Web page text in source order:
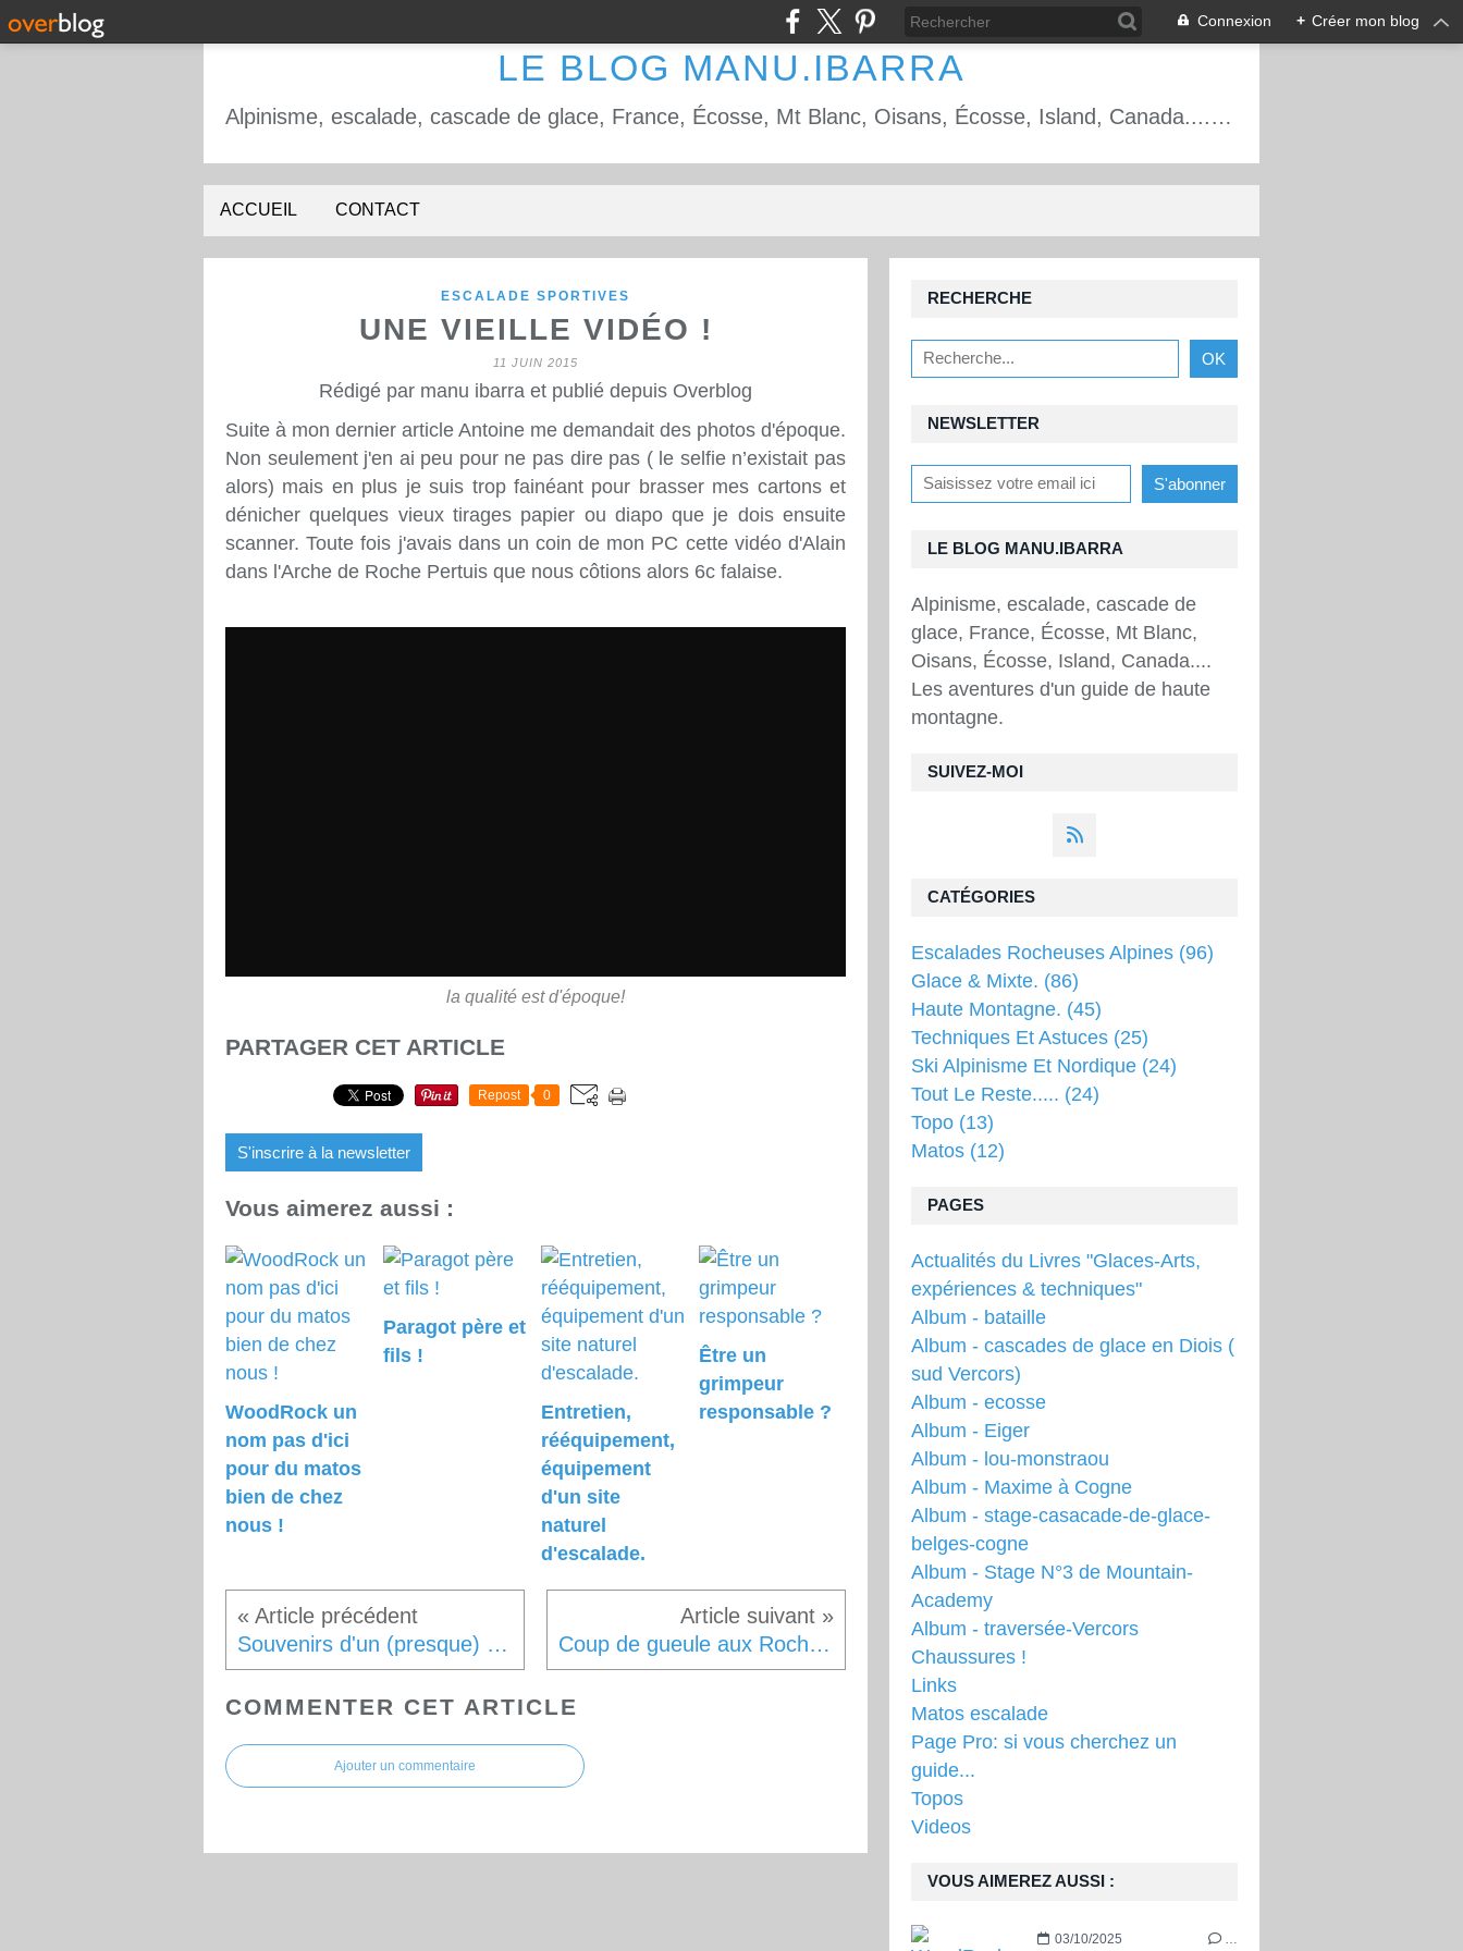
Connexion + Créer mon blog
LE BLOG MANU.IBARRA
Alpinisme, escalade, cascade de glace, France, Écosse, Mt Blanc, Oisans, Écosse, Island, Canada.... Les aventures d'un guide de haute montagne.
ACCUEIL CONTACT
ESCALADE SPORTIVES
UNE VIEILLE VIDÉO !
11 JUIN 2015
Rédigé par manu ibarra et publié depuis Overblog
Suite à mon dernier article Antoine me demandait des photos d'époque.
Non seulement j'en ai peu pour ne pas dire pas ( le selfie n’existait pas
alors) mais en plus je suis trop fainéant pour brasser mes cartons et
dénicher quelques vieux tirages papier ou diapo que je dois ensuite
scanner. Toute fois j'avais dans un coin de mon PC cette vidéo d'Alain
dans l'Arche de Roche Pertuis que nous côtions alors 6c falaise.
la qualité est d'époque!
PARTAGER CET ARTICLE
Repost 0
S'inscrire à la newsletter
Vous aimerez aussi :
WoodRock un
nom pas d'ici
pour du matos
bien de chez
nous !
Paragot père et
fils !
Entretien,
rééquipement,
équipement
d'un site
naturel
d'escalade.
Être un
grimpeur
responsable ?
Souvenirs d'un (presque) vieux grimpeur. Coup de gueule aux Roches qui Dansent.
COMMENTER CET ARTICLE
Ajouter un commentaire
NEWSLETTER
SUIVEZ-MOI
RECHERCHE
LE BLOG MANU.IBARRA
Alpinisme, escalade, cascade de
glace, France, Écosse, Mt Blanc,
Oisans, Écosse, Island, Canada....
Les aventures d'un guide de haute
montagne.
VOUS AIMEREZ AUSSI :
03/10/2025 …
PAGES
Actualités du Livres "Glaces-Arts,
expériences & techniques"
Album - bataille
Album - cascades de glace en Diois (
sud Vercors)
Album - ecosse
Album - Eiger
Album - lou-monstraou
Album - Maxime à Cogne
Album - stage-casacade-de-glace-
belges-cogne
Album - Stage N°3 de Mountain-
Academy
Album - traversée-Vercors
Chaussures !
Links
Matos escalade
Page Pro: si vous cherchez un
guide...
Topos
Videos
CATÉGORIES
Escalades Rocheuses Alpines (96)
Glace & Mixte. (86)
Haute Montagne. (45)
Techniques Et Astuces (25)
Ski Alpinisme Et Nordique (24)
Tout Le Reste..... (24)
Topo (13)
Matos (12)